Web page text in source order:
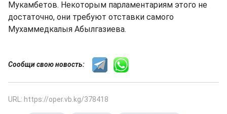
Мукамбетов. Некоторым парламентариям этого не
достаточно, они требуют отставки самого
Мухаммедкалыя Абылгазиева.
Сообщи свою новость:
URL: https://oper.vb.kg/378418